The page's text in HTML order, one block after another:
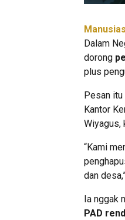
Dalam
dorong
plus
Pesan
Kantor
Wiyagus,
“Kami
dan
Ia nggak
PAD